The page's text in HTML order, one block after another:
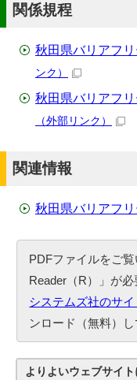
関係規程
秋田県バリアフ
ンク）
秋田県バリアフ
（外部リンク）
関連情報
秋田県バリアフ
PDFファイルをご覧
Reader（R）」が
システムズ社のサ
ンロード（無料）し
よりよいウェブサイ